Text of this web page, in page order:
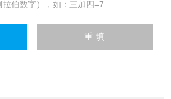
伯数字），如：三加四=7